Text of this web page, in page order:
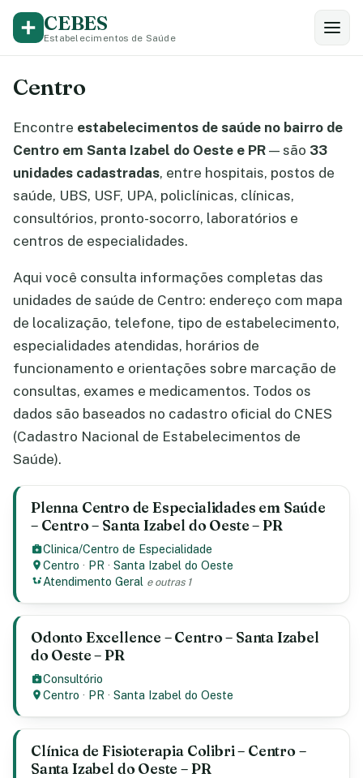
CEBES
Estabelecimentos de Saúde
Centro
Encontre estabelecimentos de saúde no bairro de
Centro em Santa Izabel do Oeste e PR — são 33
unidades cadastradas, entre hospitais, postos de
saúde, UBS, USF, UPA, policlínicas, clínicas,
consultórios, pronto-socorro, laboratórios e
centros de especialidades.
Aqui você consulta informações completas das
unidades de saúde de Centro: endereço com mapa
de localização, telefone, tipo de estabelecimento,
especialidades atendidas, horários de
funcionamento e orientações sobre marcação de
consultas, exames e medicamentos. Todos os
dados são baseados no cadastro oficial do CNES
(Cadastro Nacional de Estabelecimentos de
Saúde).
Plenna Centro de Especialidades em Saúde
– Centro – Santa Izabel do Oeste – PR
Clinica/Centro de Especialidade
Centro · PR ·Santa Izabel do Oeste
Atendimento Geral e outras 1
Odonto Excellence – Centro – Santa Izabel
do Oeste – PR
Consultório
Centro · PR ·Santa Izabel do Oeste
Clínica de Fisioterapia Colibri – Centro –
Santa Izabel do Oeste – PR